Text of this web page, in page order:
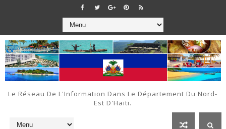
Le Réseau De L'Information Dans Le Département Du Nord-
Est D'Haiti.